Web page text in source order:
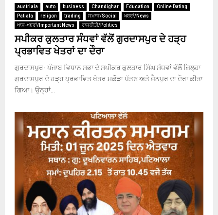
austriala auto business Chandighar Education
Online Dating
Patiala
religon trading ਸਮਾਜ/Social
ਖਬਰਾਂ/News
ਖਾਸ-ਖਬਰਾਂ/Important News
ਰਾਜਨੀਤੀ/Politics
ਸਪੀਕਰ ਕੁਲਤਾਰ ਸੰਧਵਾਂ ਵੱਲੋਂ ਗੁਰਦਾਸਪੁਰ ਦੇ ਹੜ੍ਹ
ਪ੍ਰਭਾਵਿਤ ਖੇਤਰਾਂ ਦਾ ਦੌਰਾ
ਗੁਰਦਾਸਪੁਰ- ਪੰਜਾਬ ਵਿਧਾਨ ਸਭਾ ਦੇ ਸਪੀਕਰ ਕੁਲਤਾਰ ਸਿੰਘ ਸੰਧਵਾਂ ਵੱਲੋਂ ਜ਼ਿਲ੍ਹਾ
ਗੁਰਦਾਸਪੁਰ ਦੇ ਹੜ੍ਹ ਪ੍ਰਭਾਵਿਤ ਖੇਤਰ ਮਕੌੜਾ ਪੱਤਣ ਅਤੇ ਜੈਨਪੁਰ ਦਾ ਦੌਰਾ ਕੀਤਾ
ਗਿਆ। ਉਨ੍ਹਾਂ...